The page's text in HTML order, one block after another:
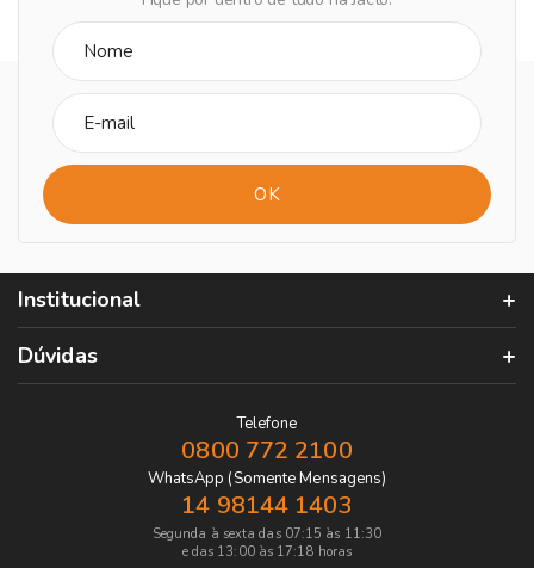
Institucional
Dúvidas
Telefone
0800 772 2100
WhatsApp (Somente Mensagens)
14 98144 1403
Segunda à sexta das 07:15 às 11:30
e das 13:00 às 17:18 horas